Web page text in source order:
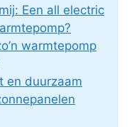
Een all electric
warmtepomp
en duurzaam